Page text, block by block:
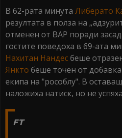
В 62-рата минута Либерато
резултата в полза на
отменен от ВАР поради
гостите поведоха в 69-ата
Нахитан Нандесбеше
Янкто беше точен от
екипа на "рособлу". В
наложиха натиск, но не
𝗙𝗧